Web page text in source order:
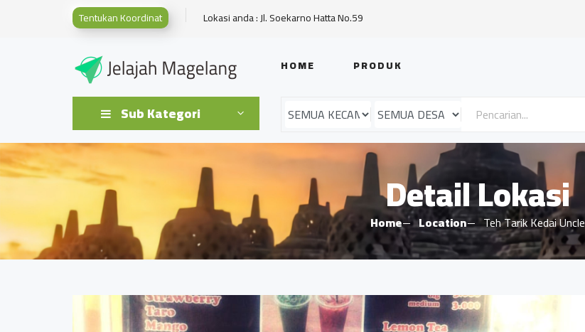
Tentukan Koordinat Lokasi anda : Jl. Soekarno Hatta No.59
HOME PRODUK
Sub Kategori
Detail Lokasi
Home Location Teh Tarik Kedai Uncle